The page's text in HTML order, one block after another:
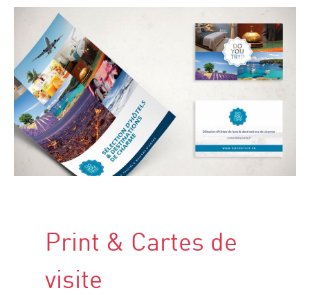
Print & Cartes de
visite